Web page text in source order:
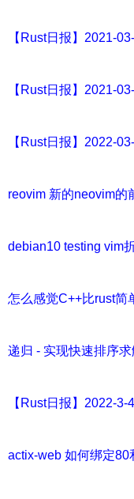
【Rust日报】2021-
【Rust日报】2021-
【Rust日报】2022-
reovim 新的neovim的
debian10 testing vim
怎么感觉C++比rust简
递归 - 实现快速排序
【Rust日报】2022-
actix-web 如何绑定80